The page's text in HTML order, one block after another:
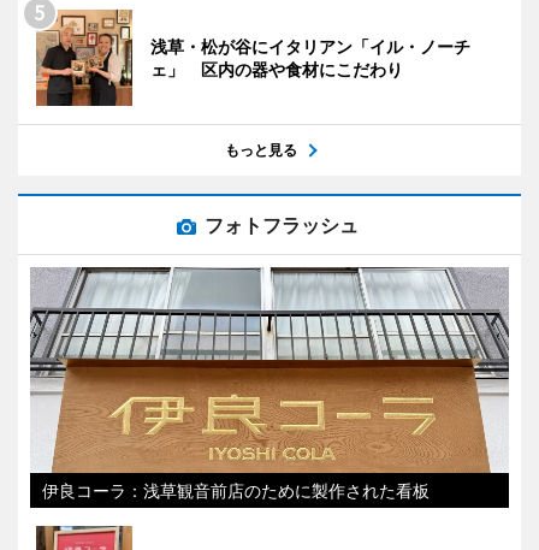
浅草・松が谷にイタリアン「イル・ノーチ
ェ」 区内の器や食材にこだわり
もっと見る
フォトフラッシュ
伊良コーラ：浅草観音前店のために製作された看板